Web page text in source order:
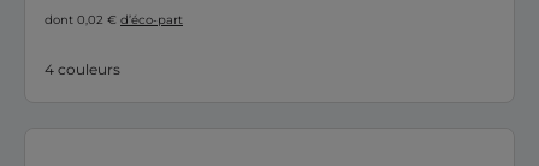
dont 0,02 € d’éco-part
4 couleurs